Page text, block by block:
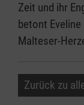
Zeit und ihr
betont
Malteser-
Zurück zu